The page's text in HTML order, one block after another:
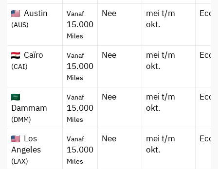
Austin
(AUS)
Vanaf
15.000
Miles
Nee
mei t/m
okt.
Caïro
(CAI)
Vanaf
15.000
Miles
Nee
mei t/m
okt.
Dammam
(DMM)
Vanaf
15.000
Miles
Nee
mei t/m
okt.
Los
Angeles
(LAX)
Vanaf
15.000
Miles
Nee
mei t/m
okt.